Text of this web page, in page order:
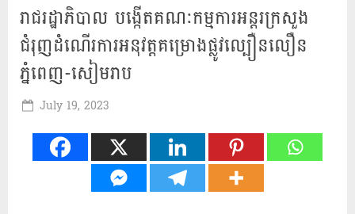
រាជរដ្ឋាភិបាល បង្កើតគណៈកម្មការអន្តរក្រសួង
ជំរុញដំណើរការអនុវត្តគម្រោងផ្លូវល្បឿនលឿន
ភ្នំពេញ-សៀមរាប
Posted
July 19, 2023
Khmer